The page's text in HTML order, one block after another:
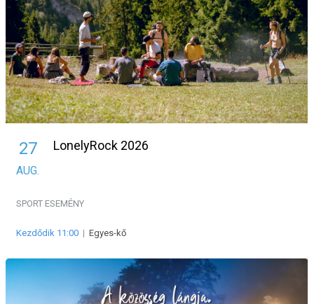
27
AUG.
LonelyRock 2026
SPORT ESEMÉNY
Kezdődik 11:00 | Egyes-kő